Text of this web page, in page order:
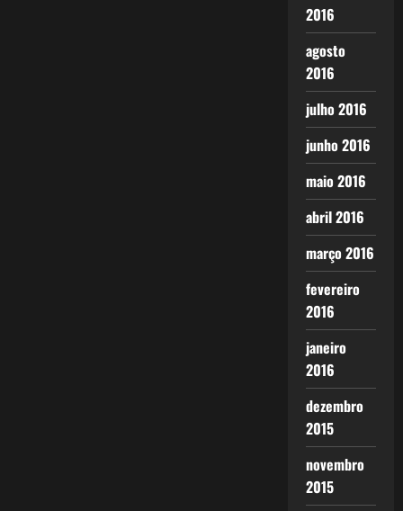
2016
agosto
2016
julho 2016
junho 2016
maio 2016
abril 2016
março 2016
fevereiro
2016
janeiro
2016
dezembro
2015
novembro
2015